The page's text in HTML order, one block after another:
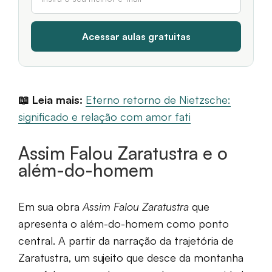
📖 Leia mais: Eterno retorno de Nietzsche:
significado e relação com amor fati
Assim Falou Zaratustra e o
além-do-homem
Em sua obra Assim Falou Zaratustra que
apresenta o além-do-homem como ponto
central. A partir da narração da trajetória de
Zaratustra, um sujeito que desce da montanha